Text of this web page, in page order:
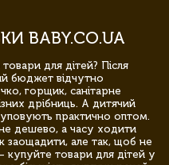
BABY.CO.UA
для дітей? Після
бюджет відчутно
горщик, санітарне
дрібниць. А дитячий
практично оптом.
дешево, а часу ходити
заощадити, але так, щоб не
купуйте товари для дітей у